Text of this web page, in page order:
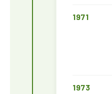
1971
1973